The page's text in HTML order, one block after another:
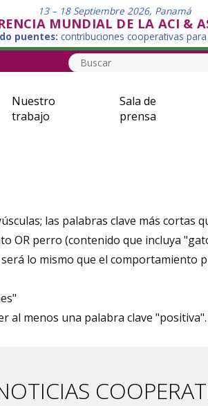
13 – 18 Septiembre 2026, Panamá
MUNDIAL DE LA ACI &
puentes: contribuciones cooperativas
Nuestro
trabajo
Sala de
prensa
las palabras clave más cortas
OR perro (contenido que incluya
lo mismo que el
al menos una palabra clave